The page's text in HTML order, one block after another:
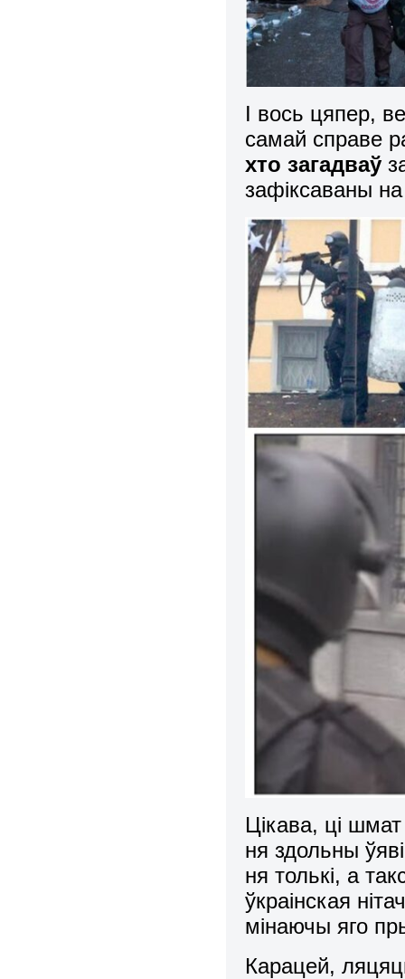
І вось цяпер,
самай справе
хто загадваў
зафіксаваны
Цікава, ці
ня здольны
ня толькі, а
ўкраінская
мінаючы яго
Карацей,